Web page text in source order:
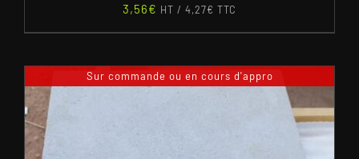
3,56€ HT / 4,27€ TTC
Sur commande ou en cours d'appro